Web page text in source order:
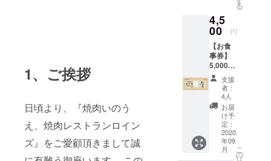
1、ご挨拶
日頃より、『焼肉いのう
え、焼肉レストランロイン
ズ』をご愛顧頂きまして誠
ただき
ます。
る
4,5
00 円
【お食
事券】
5,000円
分の
『焼肉
いのう
え、焼
肉レス
トラン
ロイン
ズ』全9
店舗で
支援
者：
4人
お届
け予
定：
2020
年09
月
こ
の